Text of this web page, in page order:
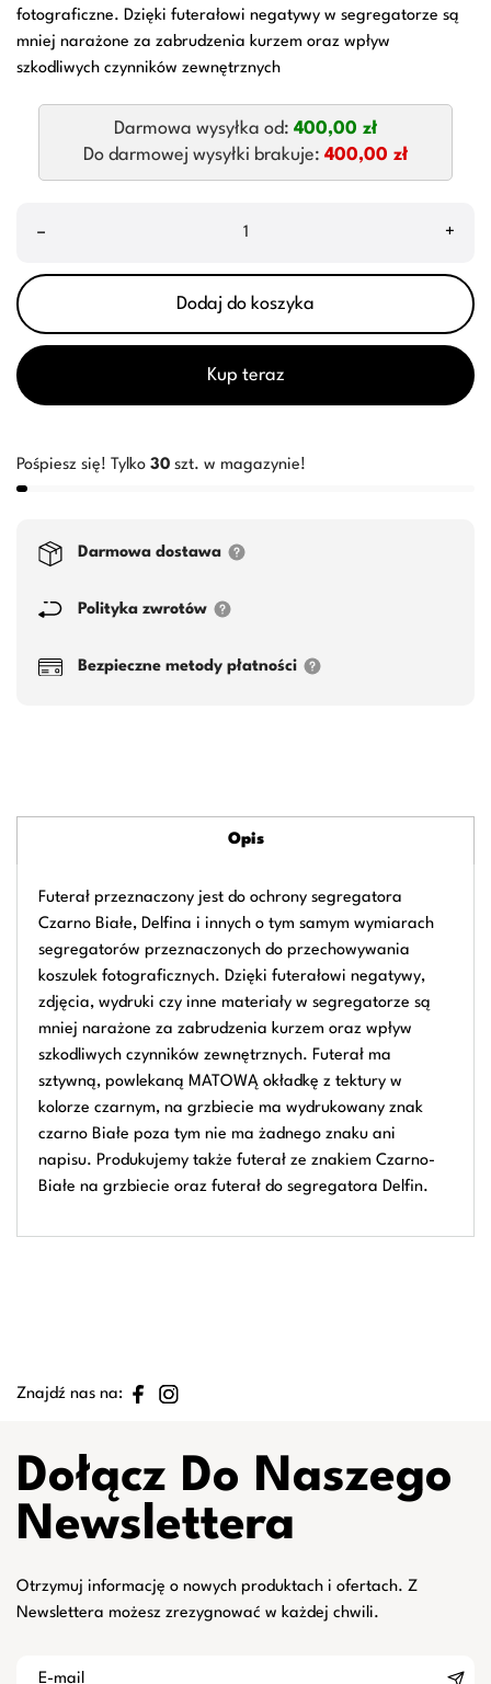
fotograficzne. Dzięki futerałowi negatywy w segregatorze są
mniej narażone za zabrudzenia kurzem oraz wpływ
szkodliwych czynników zewnętrznych
Darmowa wysyłka od: 400,00 zł
Do darmowej wysyłki brakuje: 400,00 zł
– +
Dodaj do koszyka
Kup teraz
Pośpiesz się! Tylko 30 szt. w magazynie!
Darmowa dostawa
Polityka zwrotów
Bezpieczne metody płatności
Opis
Futerał przeznaczony jest do ochrony segregatora
Czarno Białe, Delfina i innych o tym samym wymiarach
segregatorów przeznaczonych do przechowywania
koszulek fotograficznych. Dzięki futerałowi negatywy,
zdjęcia, wydruki czy inne materiały w segregatorze są
mniej narażone za zabrudzenia kurzem oraz wpływ
szkodliwych czynników zewnętrznych. Futerał ma
sztywną, powlekaną MATOWĄ okładkę z tektury w
kolorze czarnym, na grzbiecie ma wydrukowany znak
czarno Białe poza tym nie ma żadnego znaku ani
napisu. Produkujemy także futerał ze znakiem Czarno-
Białe na grzbiecie oraz futerał do segregatora Delfin.
Znajdź nas na:
Dołącz Do Naszego
Newslettera
Otrzymuj informację o nowych produktach i ofertach. Z
Newslettera możesz zrezygnować w każdej chwili.